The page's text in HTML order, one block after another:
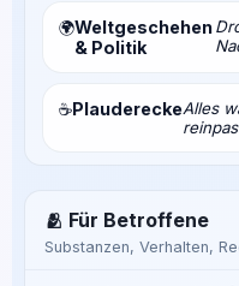
🌍Weltgeschehen
& Politik
☕PlaudereckeAlles
🫂 Für Betroffene
Substanzen, Verhalten,